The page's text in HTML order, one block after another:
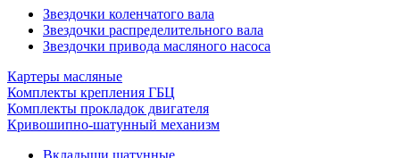
Звездочки коленчатого вала
Звездочки распределительного вала
Звездочки привода масляного насоса
Картеры масляные
Комплекты крепления ГБЦ
Комплекты прокладок двигателя
Кривошипно-шатунный механизм
Вкладыши шатунные